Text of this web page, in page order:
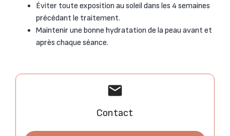
Éviter toute exposition au soleil dans les 4 semaines
précédant le traitement.
Maintenir une bonne hydratation de la peau avant et
après chaque séance.
mail
Contact